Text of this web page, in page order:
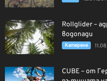
Rollglider –
водопади
Катерене
CUBE – от